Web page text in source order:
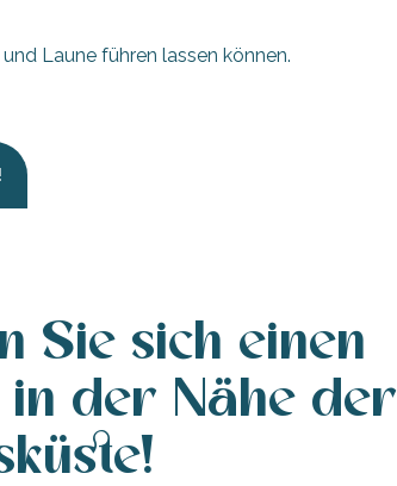
Laune führen lassen können.
Sie sich einen
in der Nähe der